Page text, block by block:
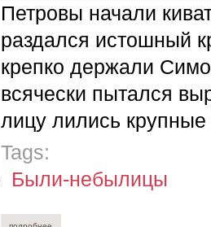
Петровы начали
раздался истошный
крепко держали
всячески пытался
лицу лились
Tags:
Были-небылицы